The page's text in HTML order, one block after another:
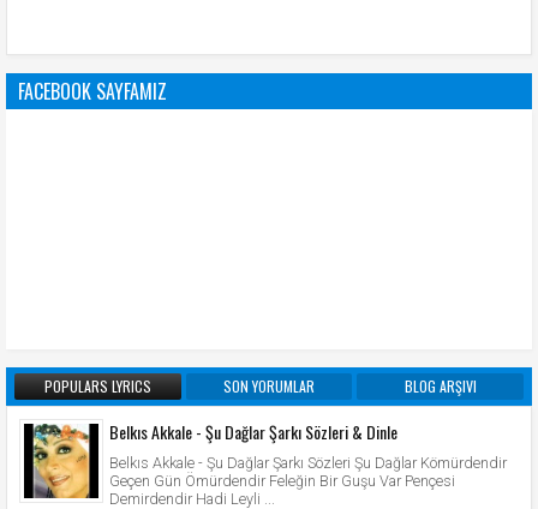
FACEBOOK SAYFAMIZ
POPULARS LYRICS SON YORUMLAR BLOG ARŞIVI
Belkıs Akkale - Şu Dağlar Şarkı Sözleri & Dinle
Belkıs Akkale - Şu Dağlar Şarkı Sözleri Şu Dağlar Kömürdendir
Geçen Gün Ömürdendir Feleğin Bir Guşu Var Pençesi
Demirdendir Hadi Leyli ...